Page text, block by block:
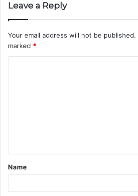
Leave a Reply
Your email address will not be published.
marked *
t
*
Name